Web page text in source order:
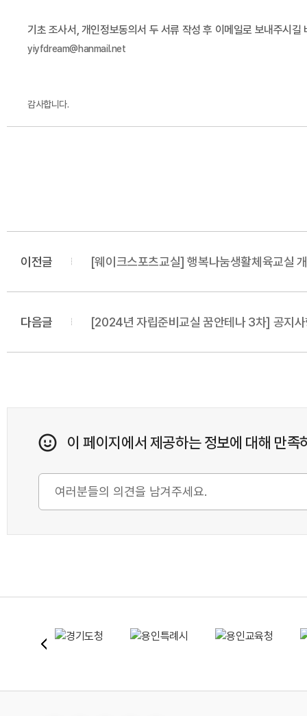
기초 조사서, 개인정보동의서 두 서류 작성 후 이메일로 보내주시길
yiyfdream@hanmail.net
감사합니다.
이전글 [웨이크스포츠교실] 행복나눔생활체육교실
다음글 [2024년 자립준비교실 꿈안테나 3차] 공지사
이 페이지에서 제공하는 정보에 대해 만족